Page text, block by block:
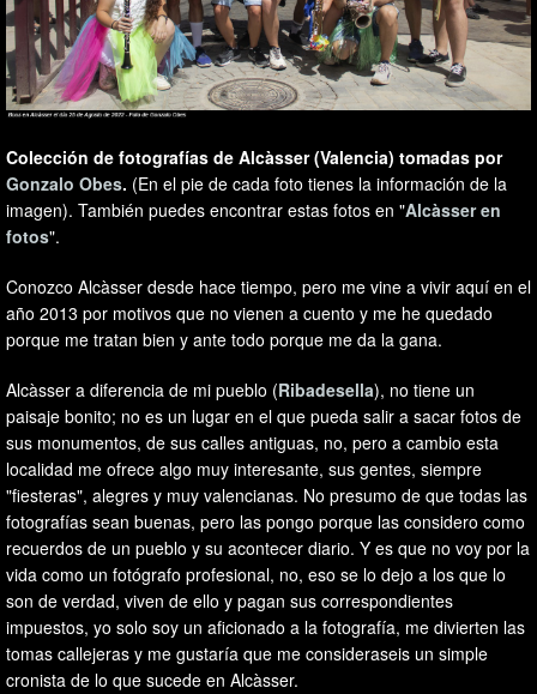
Colección de fotografías de Alcàsser (Valencia) tomadas por
Gonzalo Obes. (En el pie de cada foto tienes la información de la
imagen). También puedes encontrar estas fotos en "Alcàsser en
fotos".
Conozco Alcàsser desde hace tiempo, pero me vine a vivir aquí en el
año 2013 por motivos que no vienen a cuento y me he quedado
porque me tratan bien y ante todo porque me da la gana.
Alcàsser a diferencia de mi pueblo (Ribadesella), no tiene un
paisaje bonito; no es un lugar en el que pueda salir a sacar fotos de
sus monumentos, de sus calles antiguas, no, pero a cambio esta
localidad me ofrece algo muy interesante, sus gentes, siempre
"fiesteras", alegres y muy valencianas. No presumo de que todas las
fotografías sean buenas, pero las pongo porque las considero como
recuerdos de un pueblo y su acontecer diario. Y es que no voy por la
vida como un fotógrafo profesional, no, eso se lo dejo a los que lo
son de verdad, viven de ello y pagan sus correspondientes
impuestos, yo solo soy un aficionado a la fotografía, me divierten las
tomas callejeras y me gustaría que me consideraseis un simple
cronista de lo que sucede en Alcàsser.